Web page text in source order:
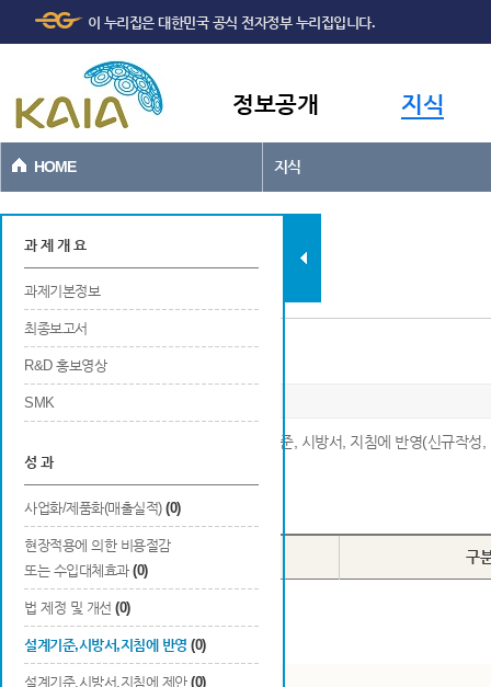
본문바로가기
이 누리집은 대한민국 공식 전자정부 누리집입니다.
정보공개 지식
HOME 지식
과제현황
과 제 개 요
과제기본정보
최종보고서
R&D 홍보영상
SMK
성 과
사업화/제품화(매출실적) (0)
현장적용에 의한 비용절감
또는 수입대체효과 (0)
법 제정 및 개선 (0)
설계기준,시방서,지침에 반영 (0)
설계기준,시방서,지침에 제안 (0)
설계기준, 시방서, 지침에 반영
※ 연구개발 결과가 공공적인 목적으로 설계기준, 시방서, 지침에 반영(신규작성,
Total0건
번호 구